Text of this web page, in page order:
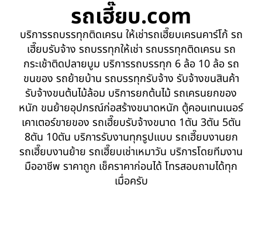
รถเฮี๊ยบ.com
บริการรถบรรทุกติดเครน ให้เช่ารถเฮี๊ยบเครนคาร์โก้ รถ
เฮี๊ยบรับจ้าง รถบรรทุกให้เช่า รถบรรทุกติดเครน รถ
กระเช้าติดปลายบูม บริการรถบรรทุก 6 ล้อ 10 ล้อ รถ
ขนของ รถย้ายบ้าน รถบรรทุกรับจ้าง รับจ้างขนสินค้า
รับจ้างขนต้นไม้ล้อม บริการยกต้นไม้ รถเครนยกของ
หนัก ขนย้ายอุปกรณ์ก่อสร้างขนาดหนัก ตู้คอนเทนเนอร์
เคาเตอร์ขายของ รถเฮี๊ยบรับจ้างขนาด 1ตัน 3ตัน 5ตัน
8ตัน 10ตัน บริการรับงานทุกรูปแบบ รถเฮี๊ยบงานยก
รถเฮี๊ยบงานย้าย รถเฮี๊ยบเช่าเหมาวัน บริการโดยทีมงาน
มืออาชีพ ราคาถูก เช็คราคาก่อนได้ โทรสอบถามได้ทุก
เมื่อครับ